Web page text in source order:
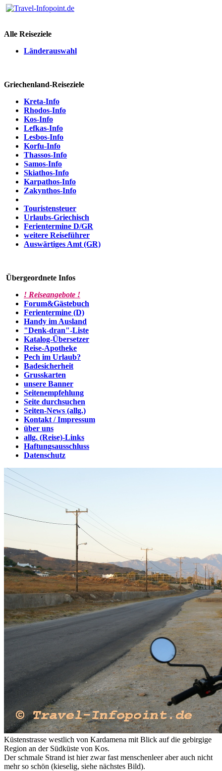
Alle Reiseziele
Länderauswahl
Griechenland-Reiseziele
Kreta-Info
Rhodos-Info
Kos-Info
Lefkas-Info
Lesbos-Info
Korfu-Info
Thassos-Info
Samos-Info
Skiathos-Info
Karpathos-Info
Zakynthos-Info
Touristensteuer
Urlaubs-Griechisch
Ferientermine D/GR
weitere Reiseführer
Auswärtiges Amt (GR)
Übergeordnete Infos
! Reiseangebote !
Forum&Gästebuch
Ferientermine (D)
Handy im Ausland
"Denk-dran"-Liste
Katalog-Übersetzer
Reise-Apotheke
Pech im Urlaub?
Badesicherheit
Grusskarten
unsere Banner
Seitenempfehlung
Seite durchsuchen
Seiten-News (allg.)
Kontakt / Impressum
über uns
allg. (Reise)-Links
Haftungsausschluss
Datenschutz
Küstenstrasse westlich von Kardamena mit Blick auf die gebirgige
Region an der Südküste von Kos.
Der schmale Strand ist hier zwar fast menschenleer aber auch nicht
mehr so schön (kieselig, siehe nächstes Bild).